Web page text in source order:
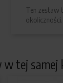
Ten zestaw
tej samej